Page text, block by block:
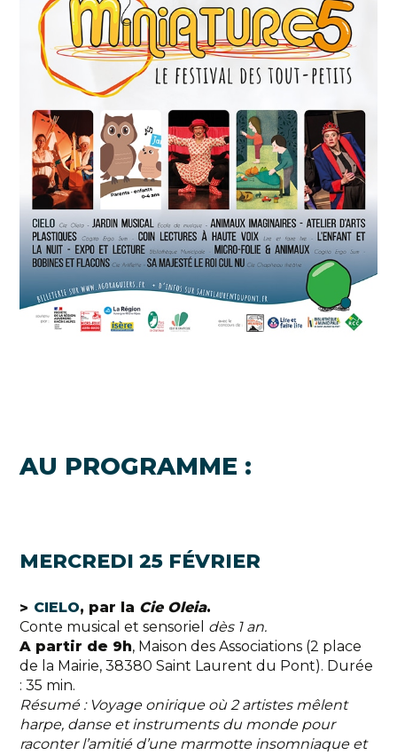
AU PROGRAMME :
MERCREDI 25 FÉVRIER
CIELO, par la Cie Oleia.
Conte musical et sensoriel dès 1 an.
A partir de 9h, Maison des Associations (2 place
de la Mairie, 38380 Saint Laurent du Pont). Durée
: 35 min.
Résumé : Voyage onirique où 2 artistes mêlent
harpe, danse et instruments du monde pour
raconter l’amitié d’une marmotte insomniaque et